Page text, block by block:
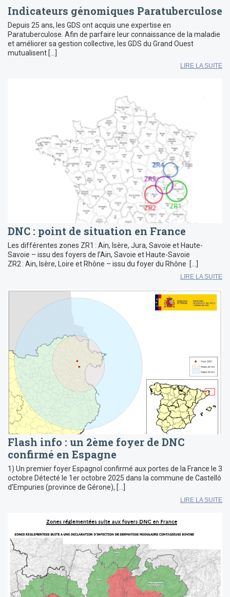
Indicateurs génomiques Paratuberculose
Depuis 25 ans, les GDS ont acquis une expertise en
Paratuberculose. Afin de parfaire leur connaissance de la maladie
et améliorer sa gestion collective, les GDS du Grand Ouest
mutualisent […]
LIRE LA SUITE
DNC : point de situation en France
Les différentes zones ZR1 : Ain, Isère, Jura, Savoie et Haute-
Savoie – issu des foyers de l’Ain, Savoie et Haute-Savoie
ZR2 : Ain, Isère, Loire et Rhône – issu du foyer du Rhône […]
LIRE LA SUITE
Flash info : un 2ème foyer de DNC
confirmé en Espagne
1) Un premier foyer Espagnol confirmé aux portes de la France le 3
octobre Détecté le 1er octobre 2025 dans la commune de Castelló
d’Empuries (province de Gérone), […]
LIRE LA SUITE